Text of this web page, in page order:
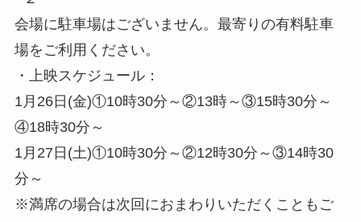
会場に駐車場はございません。最寄りの有料駐車
場をご利用ください。
・上映スケジュール：
1月26日(金)①10時30分～②13時～③15時30分～
④18時30分～
1月27日(土)①10時30分～②12時30分～③14時30
分～
※満席の場合は次回におまわりいただくこともご